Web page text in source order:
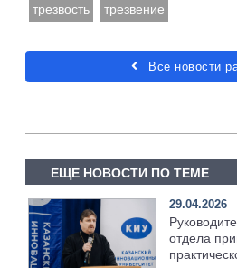
трезвость трезвение
Все новости
ЕЩЕ НОВОСТИ ПО ТЕМЕ
29.04.2026
отдела